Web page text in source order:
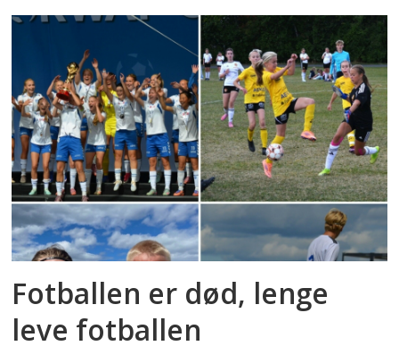
Fotballen er død, lenge
leve fotballen